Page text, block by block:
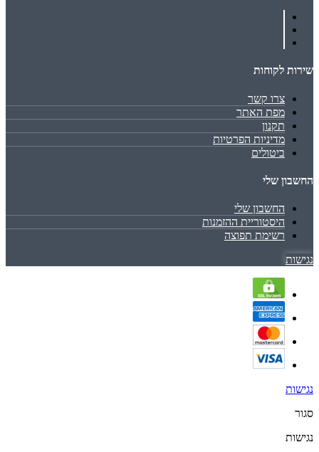
שירות לקוחות
צרו קשר
מפת האתר
תקנון
מדיניות הפרטיות
ביטולים
החשבון שלי
החשבון שלי
היסטוריית ההזמנות
רשימת תפוצה
נגישות
נגישות
סגור
נגישות